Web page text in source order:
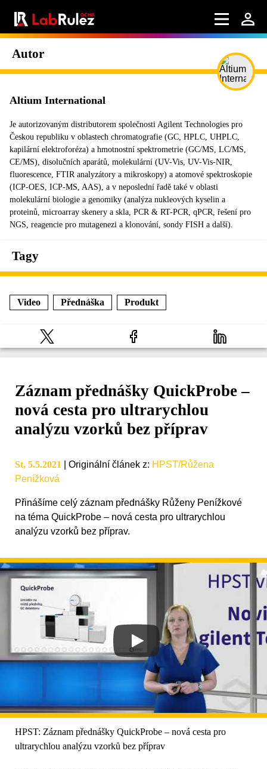
Autor
Altium International
Je autorizovaným distributorem společnosti Agilent Technologies pro
Českou republiku v oblastech chromatografie (GC, HPLC, UHPLC,
kapilární elektroforéza) a hmotnostní spektrometrie (GC/MS, LC/MS,
CE/MS), disolučních aparátů, molekulární (UV-Vis, UV-Vis-NIR,
fluorescence, FTIR analyzátory a mikroskopy) a atomové spektroskopie
(ICP-OES, ICP-MS, AAS), a v neposlední řadě také v oblasti
molekulární biologie a genomiky (analýza nukleových kyselin a
proteinů, microarray skenery a skla, PCR & RT-PCR, qPCR, řešení pro
NGS, reagencie pro mutagenezi a klonování, sondy FISH a další).
Tagy
Video Přednáška Produkt
Záznam přednášky QuickProbe –
nová cesta pro ultrarychlou
analýzu vzorků bez příprav
St, 5.5.2021 Originální článek z: HPST/Růžena
Penížková
Přinášíme celý záznam přednášky Růženy Penížkové
na téma QuickProbe – nová cesta pro ultrarychlou
analýzu vzorků bez příprav.
HPST: Záznam přednášky QuickProbe – nová cesta pro
ultrarychlou analýzu vzorků bez příprav